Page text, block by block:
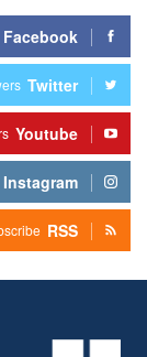
Facebook
Twitter
Youtube
Instagram
RSS